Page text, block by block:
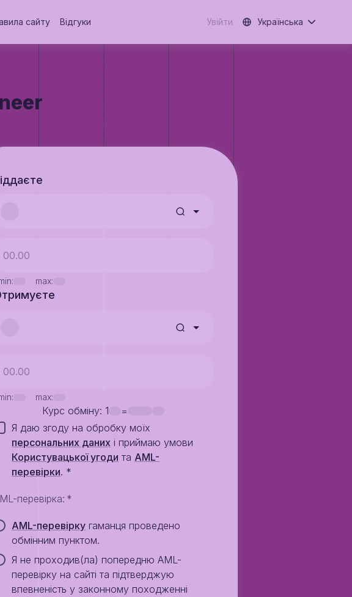
сайту Відгуки Увійти Українська
max:
max:
Курс обміну: 1
=
Я даю згоду на обробку моїх
персональних даних i приймаю умови
Користувацької угоди та AML-
перевiрки. *
перевірка: *
AML-перевірку гаманця проведено
обмінним пунктом.
Я не проходив(ла) попередню AML-
перевірку на сайті та підтверджую
впевненість у законному походженні